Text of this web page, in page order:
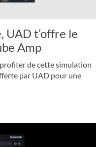
UAD t’offre le
Amp
de cette simulation
par UAD pour une